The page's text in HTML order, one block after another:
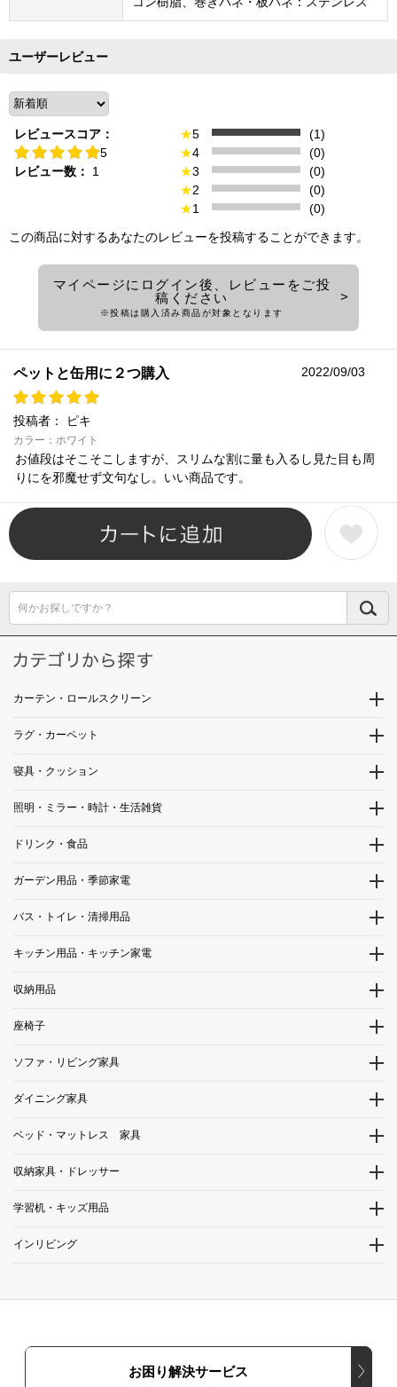
ユーザーレビュー
レビュースコア：
5
レビュー数：
1
★5
(1)
★4
(0)
★3
(0)
★2
(0)
★1
(0)
この商品に対するあなたのレビューを投稿することができます。
マイページにログイン後、レビューをご投
稿ください
※投稿は購入済み商品が対象となります
ペットと缶用に２つ購入 2022/09/03
投稿者： ピキ
カラー：ホワイト
お値段はそこそこしますが、スリムな割に量も入るし見た目も周
りにを邪魔せず文句なし。いい商品です。
何かお探しですか？
カーテン・ロールスクリーン
ラグ・カーペット
寝具・クッション
照明・ミラー・時計・生活雑貨
ドリンク・食品
ガーデン用品・季節家電
バス・トイレ・清掃用品
キッチン用品・キッチン家電
収納用品
座椅子
ソファ・リビング家具
ダイニング家具
ベッド・マットレス 家具
収納家具・ドレッサー
学習机・キッズ用品
インリビング
お困り解決サービス